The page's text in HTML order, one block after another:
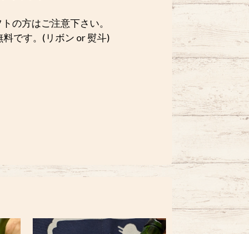
の方はご注意下さい。
です。(リボン or 熨斗)